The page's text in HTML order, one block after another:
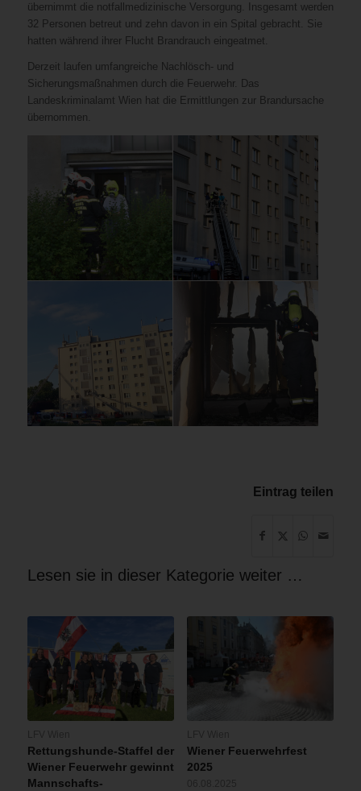
übernimmt die notfallmedizinische Versorgung. Insgesamt werden
32 Personen betreut und zehn davon in ein Spital gebracht. Sie
hatten während ihrer Flucht Brandrauch eingeatmet.
Derzeit laufen umfangreiche Nachlösch- und
Sicherungsmaßnahmen durch die Feuerwehr. Das
Landeskriminalamt Wien hat die Ermittlungen zur Brandursache
übernommen.
Eintrag teilen
Lesen sie in dieser Kategorie weiter …
Rettungshunde-Staffel der
Wiener Feuerwehr gewinnt
Mannschafts-
Wiener Feuerwehrfest
2025